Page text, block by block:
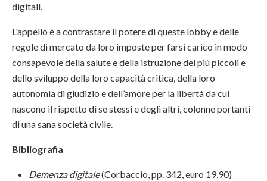
digitali.
L'appello è a contrastare il potere di queste lobby e delle
regole di mercato da loro imposte per farsi carico in modo
consapevole della salute e della istruzione dei più piccoli e
dello sviluppo della loro capacità critica, della loro
autonomia di giudizio e dell’amore per la libertà da cui
nascono il rispetto di se stessi e degli altri, colonne portanti
di una sana società civile.
Bibliografia
Demenza digitale(Corbaccio, pp. 342, euro 19,90)